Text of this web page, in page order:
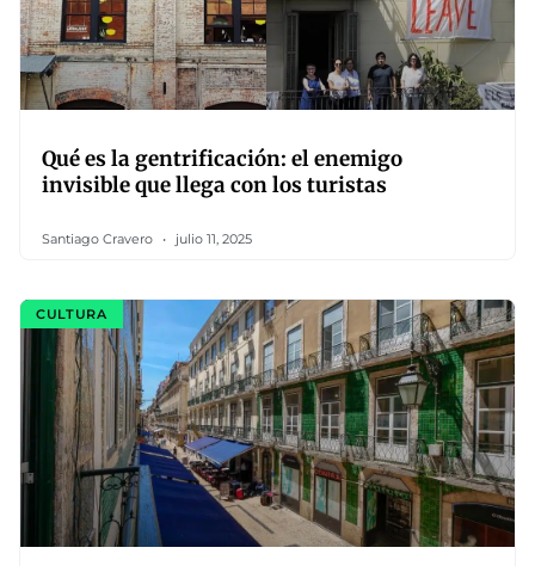
Qué es la gentrificación: el enemigo
invisible que llega con los turistas
Santiago Cravero julio 11, 2025
CULTURA